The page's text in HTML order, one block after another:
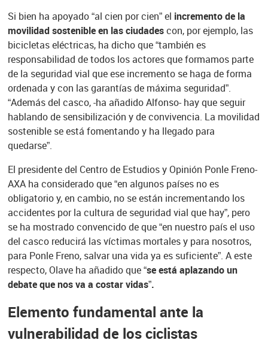
Si bien ha apoyado “al cien por cien” el incremento de la
movilidad sostenible en las ciudadescon, por ejemplo, las
bicicletas eléctricas, ha dicho que “también es
responsabilidad de todos los actores que formamos parte
de la seguridad vial que ese incremento se haga de forma
ordenada y con las garantías de máxima seguridad”.
“Además del casco, -ha añadido Alfonso- hay que seguir
hablando de sensibilización y de convivencia. La movilidad
sostenible se está fomentando y ha llegado para
quedarse”.
El presidente del Centro de Estudios y Opinión Ponle Freno-
AXA ha considerado que “en algunos países no es
obligatorio y, en cambio, no se están incrementando los
accidentes por la cultura de seguridad vial que hay”, pero
se ha mostrado convencido de que “en nuestro país el uso
del casco reducirá las víctimas mortales y para nosotros,
para Ponle Freno, salvar una vida ya es suficiente”. A este
respecto, Olave ha añadido que“se está aplazando un
debate que nos va a costar vidas”.
Elemento fundamental ante la
vulnerabilidad de los ciclistas